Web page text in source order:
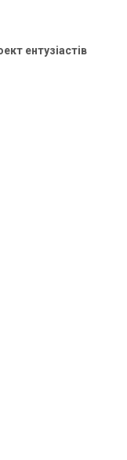
ентузіастів